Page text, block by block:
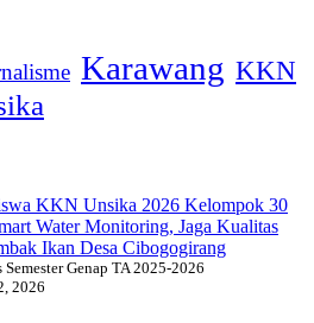
Karawang KKN
KKN Unsika 2026 Kelompok 30
Water Monitoring, Jaga Kualitas
Ikan Desa Cibogogirang
Semester Genap TA 2025-2026
2026